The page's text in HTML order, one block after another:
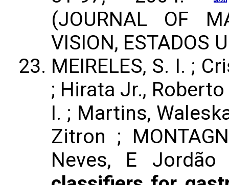
(JOURNAL OF
VISION, ESTADOS
MEIRELES, S. I. ;
; Hirata Jr.,
I. ; Martins,
Zitron ;
Neves, E